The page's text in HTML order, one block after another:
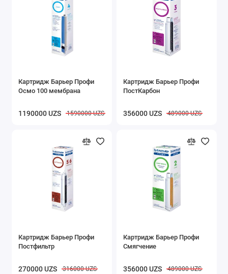
Картридж Барьер Профи
Осмо 100 мембрана
1190000 UZS 1590000 UZS
Картридж Барьер Профи
ПостКарбон
356000 UZS 489000 UZS
Картридж Барьер Профи
Постфильтр
270000 UZS 316000 UZS
Картридж Барьер Профи
Смягчение
356000 UZS 489000 UZS